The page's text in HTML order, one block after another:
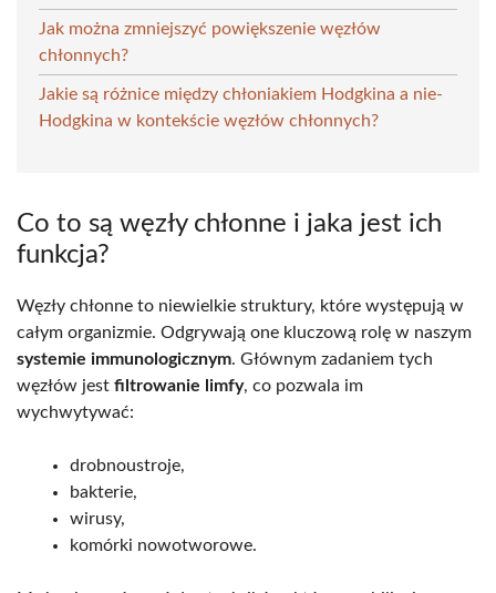
Jak można zmniejszyć powiększenie węzłów
chłonnych?
Jakie są różnice między chłoniakiem Hodgkina a nie-
Hodgkina w kontekście węzłów chłonnych?
Co to są węzły chłonne i jaka jest ich
funkcja?
Węzły chłonne to niewielkie struktury, które występują w
całym organizmie. Odgrywają one kluczową rolę w naszym
systemie immunologicznym. Głównym zadaniem tych
węzłów jest filtrowanie limfy, co pozwala im
wychwytywać:
drobnoustroje,
bakterie,
wirusy,
komórki nowotworowe.